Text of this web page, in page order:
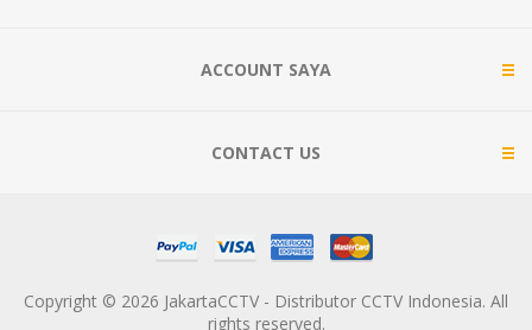
ACCOUNT SAYA
CONTACT US
Copyright © 2026 JakartaCCTV - Distributor CCTV Indonesia. All
rights reserved.